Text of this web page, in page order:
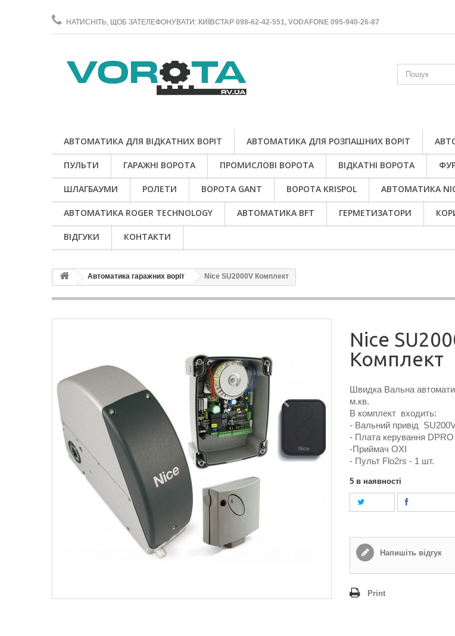
НАТИСНІТЬ, ЩОБ ЗАТЕЛЕФОНУВАТИ: КИЇВСТАР 098-62-42-551, VODAFONE 095-940-26-87
АВТОМАТИКА ДЛЯ ВІДКАТНИХ ВОРІТ АВТОМАТИКА ДЛЯ РОЗПАШНИХ ВОРІТ
ПУЛЬТИ ГАРАЖНІ ВОРОТА ПРОМИСЛОВІ ВОРОТА ВІДКАТНІ ВОРОТА
ШЛАГБАУМИ РОЛЕТИ ВОРОТА GANT ВОРОТА KRISPOL АВТОМАТИКА
АВТОМАТИКА ROGER TECHNOLOGY АВТОМАТИКА BFT ГЕРМЕТИЗАТОРИ
ВІДГУКИ КОНТАКТИ
Автоматика гаражних воріт Nice SU2000V Комплект
Nice
Комплект
Швидка Вальна
м.кв.
В комплект входить:
- Вальний привід
- Плата керування
-Приймач OXI
- Пульт Flo2rs - 1 шт.
5 в наявності
Напишіть відгук
Print